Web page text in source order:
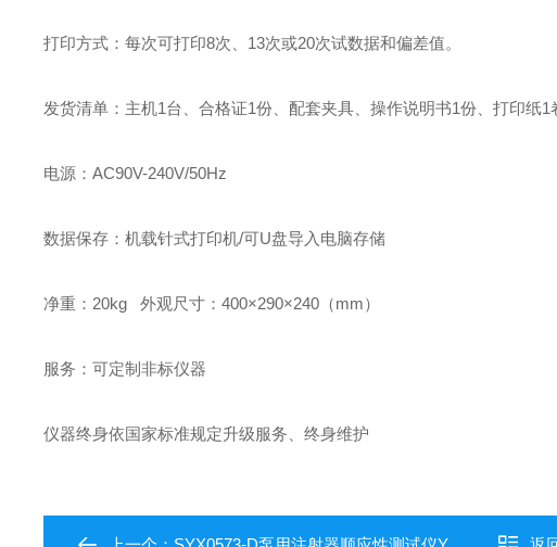
打印方式：每次可打印8次、13次或20次试数据和偏差值。
发货清单：主机1台、合格证1份、配套夹具、操作说明书1份、打印纸1
电源：AC90V-240V/50Hz
数据保存：机载针式打印机/可U盘导入电脑存储
净重：20kg 外观尺寸：400×290×240（mm）
服务：可定制非标仪器
仪器终身依国家标准规定升级服务、终身维护